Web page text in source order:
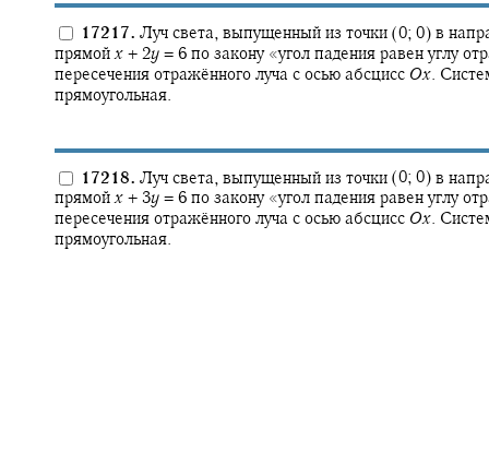
17217. Луч света, выпущенный из точки (0; 0) в
прямойx + 2y = 6 по закону «угол падения равен углу
пересечения отражённого луча с осью абсцисс Ox.
прямоугольная.
17218. Луч света, выпущенный из точки (0; 0) в
прямойx + 3y = 6 по закону «угол падения равен углу
пересечения отражённого луча с осью абсцисс Ox.
прямоугольная.